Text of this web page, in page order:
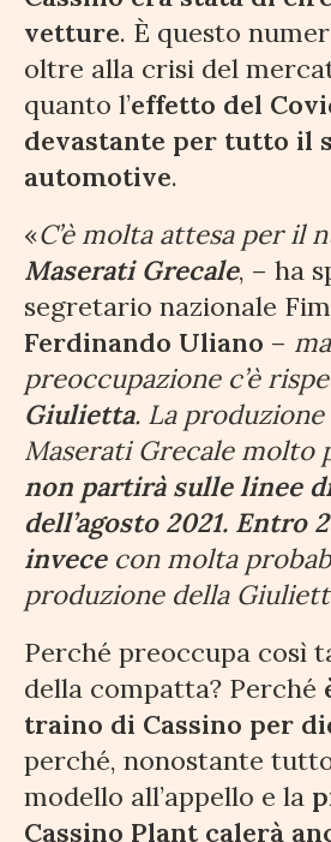
vetture. È questo
oltre alla crisi del
quanto l’effetto del
devastante per tutto il
automotive.
«C’è molta attesa per il
Maserati Grecale, – ha
segretario nazionale
Ferdinando Uliano –
preoccupazione c’è
Giulietta. La
Maserati Grecale molto
non partirà sulle linee
dell’agosto 2021. Entro
invece con molta
produzione della
Perché preoccupa così
della compatta? Perché
traino di Cassino per
perché, nonostante
modello all’appello e la
Cassino Plant calerà